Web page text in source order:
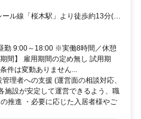
ル線「桜木駅」より徒歩約13分(約
勤 9:00～18:00 ※実働8時間／休憩
間】 雇用期間の定め無し 試用期
件は変動ありません...
理者への支援 (運営面の相談対応、
施設が安定して運営できるよう、職
推進 ・必要に応じた入居者様やご